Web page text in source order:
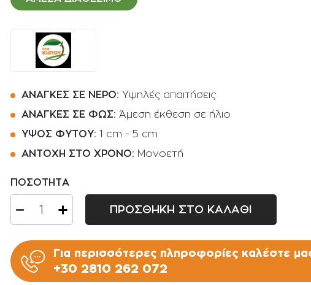
φυτά -
φυτά
πολυετής
φυτά
Χειρός
ΑΝΑΓΚΕΣ ΣΕ ΝΕΡΟ: Υψηλές απαιτήσεις
ΑΝΑΓΚΕΣ ΣΕ ΦΩΣ: Άμεση έκθεση σε ήλιο
ΥΨΟΣ ΦΥΤΟΥ: 1 cm - 5 cm
ΑΝΤΟΧΗ ΣΤΟ ΧΡΟΝΟ: Μονοετή
ΠΟΣΟΤΗΤΑ
ΠΡΟΣΘΗΚΗ ΣΤΟ ΚΑΛΑΘΙ
Για περισσότερες πληροφορίες καλέστε
+30 2810 262 072